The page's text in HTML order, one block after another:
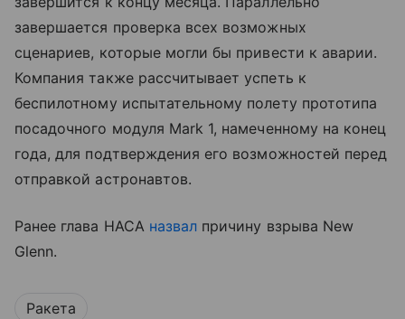
завершается проверка всех возможных
сценариев, которые могли бы привести к аварии.
Компания также рассчитывает успеть к
беспилотному испытательному полету прототипа
посадочного модуля Mark 1, намеченному на конец
года, для подтверждения его возможностей перед
отправкой астронавтов.
Ранее глава НАСА назвал причину взрыва New
Glenn.
Ракета